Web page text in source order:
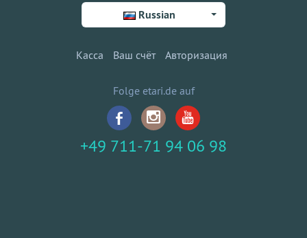
Russian
Касса Ваш счёт Авторизация
Folge etari.de auf
+49 711-71 94 06 98